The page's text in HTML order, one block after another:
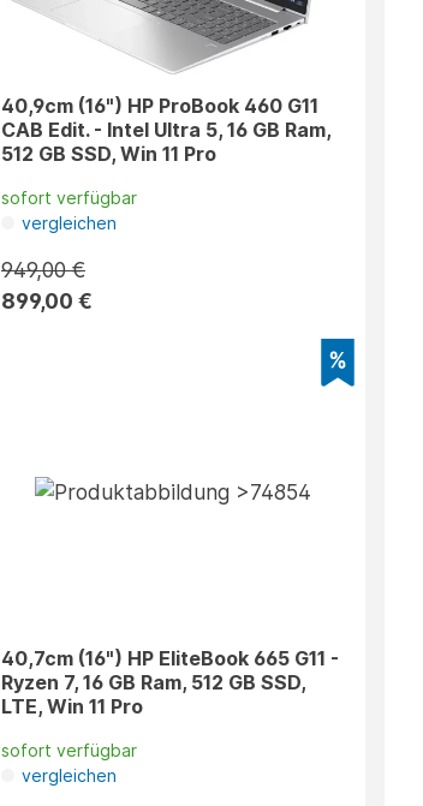
40,9cm (16") HP ProBook 460 G11
CAB Edit. - Intel Ultra 5, 16 GB Ram,
512 GB SSD, Win 11 Pro
sofort verfügbar
vergleichen
949,00 €
899,00 €
40,7cm (16") HP EliteBook 665 G11 -
Ryzen 7, 16 GB Ram, 512 GB SSD,
LTE, Win 11 Pro
sofort verfügbar
vergleichen